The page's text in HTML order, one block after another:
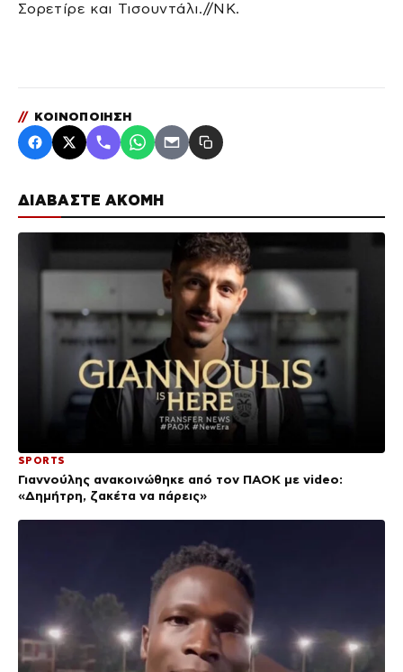
ΔΙΑΒΑΣΤΕ ΑΚΟΜΗ
SPORTS
Γιαννούλης ανακοινώθηκε από τον ΠΑΟΚ με video:
«Δημήτρη, ζακέτα να πάρεις»
Σορετίρε και Τισουντάλι.//ΝΚ.
// ΚΟΙΝΟΠΟΙΗΣΗ